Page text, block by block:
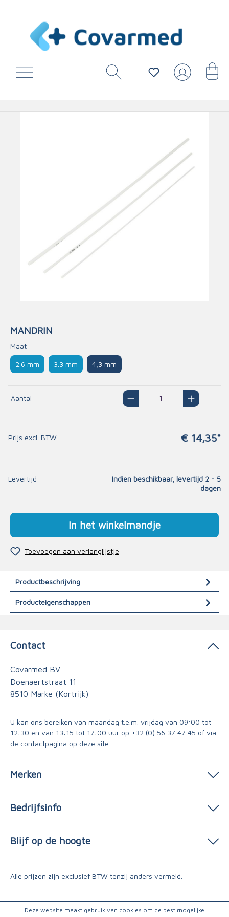
MANDRIN
Maat
2.6 mm 3.3 mm 4,3 mm
Aantal
Prijs excl. BTW € 14,35*
Levertijd
Indien beschikbaar, levertijd 2 - 5
dagen
In het winkelmandje
Toevoegen aan verlanglijstje
Productbeschrijving
Producteigenschappen
Contact
Covarmed BV
Doenaertstraat 11
8510 Marke (Kortrijk)
U kan ons bereiken van maandag t.e.m. vrijdag van 09:00 tot
12:30 en van 13:15 tot 17:00 uur op +32 (0) 56 37 47 45 of via
de contactpagina op deze site.
Merken
Bedrijfsinfo
Blijf op de hoogte
Alle prijzen zijn exclusief BTW tenzij anders vermeld.
Deze website maakt gebruik van cookies om de best mogelijke